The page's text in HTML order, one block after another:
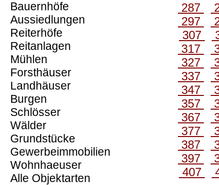
Bauernhöfe
Aussiedlungen
Reiterhöfe
Reitanlagen
Mühlen
Forsthäuser
Landhäuser
Burgen
Schlösser
Wälder
Grundstücke
Gewerbeimmobilien
Wohnhaeuser
Alle Objektarten
287
297
307
317
327
337
347
357
367
377
387
397
407